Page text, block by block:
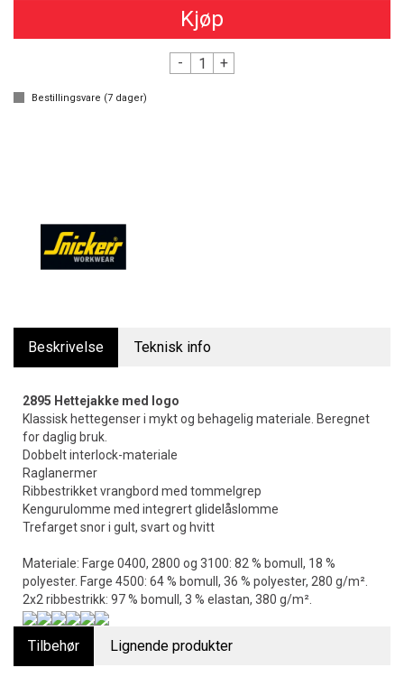
Kjøp
- +
Bestillingsvare (7 dager)
Beskrivelse Teknisk info
2895 Hettejakke med logo
Klassisk hettegenser i mykt og behagelig materiale. Beregnet
for daglig bruk.
Dobbelt interlock-materiale
Raglanermer
Ribbestrikket vrangbord med tommelgrep
Kengurulomme med integrert glidelåslomme
Trefarget snor i gult, svart og hvitt
Materiale: Farge 0400, 2800 og 3100: 82 % bomull, 18 %
polyester. Farge 4500: 64 % bomull, 36 % polyester, 280 g/m².
2x2 ribbestrikk: 97 % bomull, 3 % elastan, 380 g/m².
Tilbehør Lignende produkter